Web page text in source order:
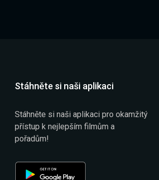
Stáhněte si naši aplikaci
Stáhněte si naši aplikaci pro okamžitý
přístup k nejlepším filmům a
pořadům!